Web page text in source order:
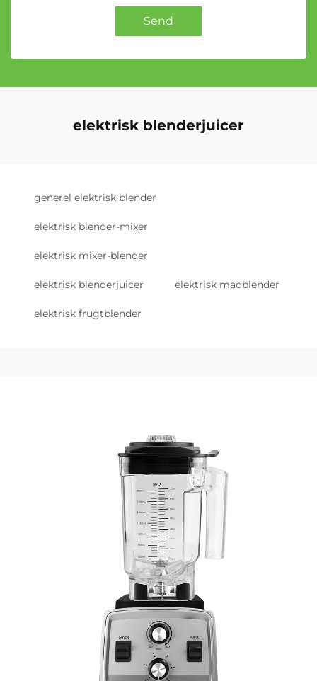
Send
elektrisk blenderjuicer
generel elektrisk blender
elektrisk blender-mixer
elektrisk mixer-blender
elektrisk blenderjuicer elektrisk madblender
elektrisk frugtblender